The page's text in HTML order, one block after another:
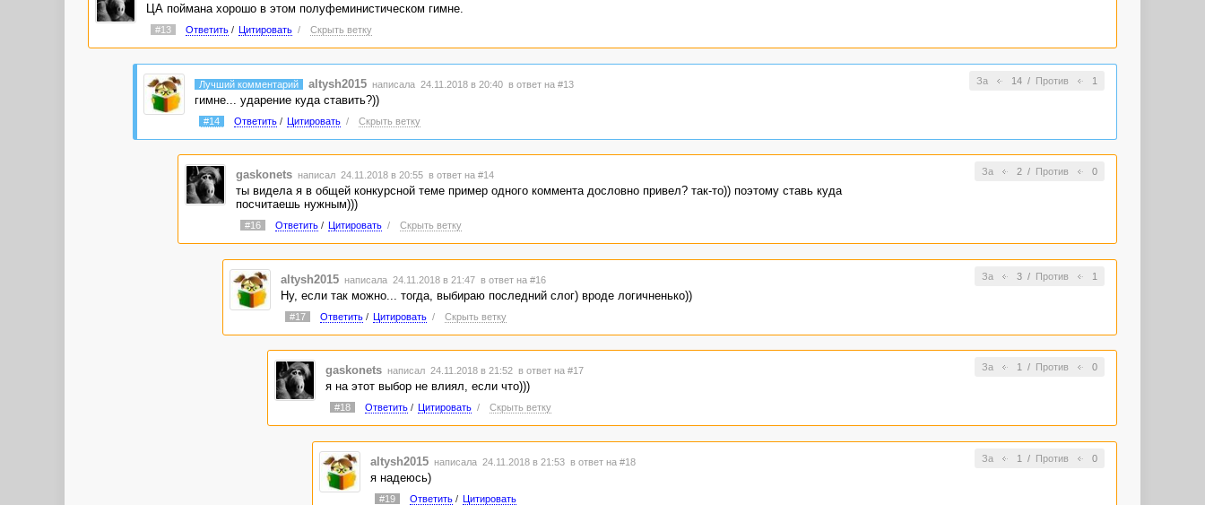
ЦА поймана хорошо в этом полуфеминистическом гимне.
#13 Ответить/ Цитировать / Скрыть ветку
За 14/ Против 1
Лучший комментарий altysh2015 написала 24.11.2018 в 20:40 в ответ на #13
гимне... ударение куда ставить?))
#14 Ответить/ Цитировать / Скрыть ветку
За 2/ Против 0
gaskonets написал 24.11.2018 в 20:55 в ответ на #14
ты видела я в общей конкурсной теме пример одного коммента дословно привел? так-то)) поэтому ставь куда
посчитаешь нужным)))
#16 Ответить/ Цитировать / Скрыть ветку
За 3/ Против 1
altysh2015 написала 24.11.2018 в 21:47 в ответ на #16
Ну, если так можно... тогда, выбираю последний слог) вроде логичненько))
#17 Ответить/ Цитировать / Скрыть ветку
За 1 / Против 0
gaskonets написал 24.11.2018 в 21:52 в ответ на #17
я на этот выбор не влиял, если что)))
#18 Ответить/ Цитировать / Скрыть ветку
За 1 / Против 0
altysh2015 написала 24.11.2018 в 21:53 в ответ на #18
я надеюсь)
#19 Ответить/ Цитировать